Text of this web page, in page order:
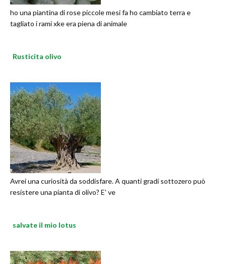
ho una piantina di rose piccole mesi fa ho cambiato terra e
tagliato i rami xke era piena di animale
Rusticita olivo
Avrei una curiosità da soddisfare. A quanti gradi sottozero può
resistere una pianta di olivo? E' ve
salvate il mio lotus